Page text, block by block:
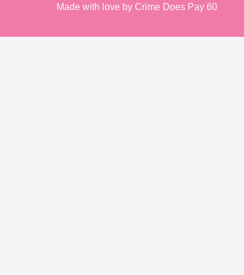
Made with love by Crime Does Pay 60